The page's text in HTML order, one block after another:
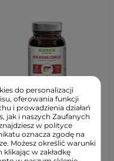
zł
Strong Complex+
Pracy...
do personalizacji
oferowania funkcji
i prowadzienia działań
jak i naszych Zaufanych
w polityce
oznacza zgodę na
Możesz określić warunki
w zakładkę